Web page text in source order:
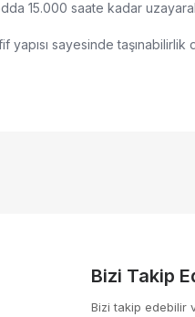
15.000 saate kadar
sayesinde
Bizi Takip
Bizi takip edebilir